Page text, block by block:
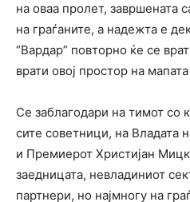
на оваа пролет, завршената
на граѓаните, а надежта е
“Вардар” повторно ќе се
врати овој простор на
Се заблагодари на тимот со
сите советници, на Владата
и Премиерот Христијан
заедницата, невладиниот
партнери, но најмногу на